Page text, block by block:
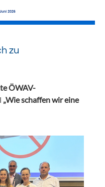
zu
ÖWAV-
„Wie schaffen wir eine